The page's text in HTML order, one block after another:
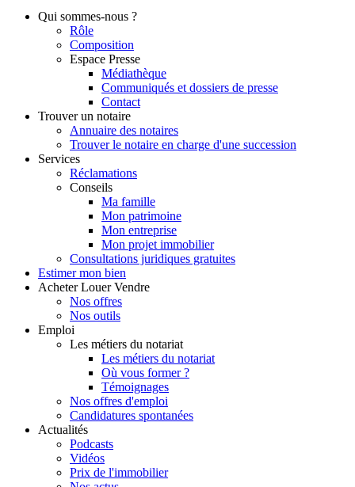
Qui sommes-nous ?
Rôle
Composition
Espace Presse
Médiathèque
Communiqués et dossiers de presse
Contact
Trouver un notaire
Annuaire des notaires
Trouver le notaire en charge d'une succession
Services
Réclamations
Conseils
Ma famille
Mon patrimoine
Mon entreprise
Mon projet immobilier
Consultations juridiques gratuites
Estimer mon bien
Acheter Louer Vendre
Nos offres
Nos outils
Emploi
Les métiers du notariat
Les métiers du notariat
Où vous former ?
Témoignages
Nos offres d'emploi
Candidatures spontanées
Actualités
Podcasts
Vidéos
Prix de l'immobilier